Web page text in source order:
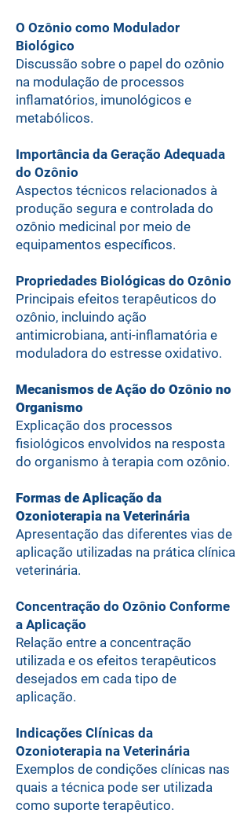
O Ozônio como Modulador
Biológico
Discussão sobre o papel do ozônio
na modulação de processos
inflamatórios, imunológicos e
metabólicos.
Importância da Geração Adequada
do Ozônio
Aspectos técnicos relacionados à
produção segura e controlada do
ozônio medicinal por meio de
equipamentos específicos.
Propriedades Biológicas do Ozônio
Principais efeitos terapêuticos do
ozônio, incluindo ação
antimicrobiana, anti-inflamatória e
moduladora do estresse oxidativo.
Mecanismos de Ação do Ozônio no
Organismo
Explicação dos processos
fisiológicos envolvidos na resposta
do organismo à terapia com ozônio.
Formas de Aplicação da
Ozonioterapia na Veterinária
Apresentação das diferentes vias de
aplicação utilizadas na prática clínica
veterinária.
Concentração do Ozônio Conforme
a Aplicação
Relação entre a concentração
utilizada e os efeitos terapêuticos
desejados em cada tipo de
aplicação.
Indicações Clínicas da
Ozonioterapia na Veterinária
Exemplos de condições clínicas nas
quais a técnica pode ser utilizada
como suporte terapêutico.